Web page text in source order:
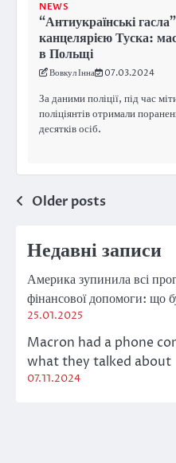
NEWS
“Антиукраїнські
канцелярією Туска:
в Польщі
Вовкул Інна 07.03.2024
За даними поліції, під час
поліціянтів отримали
десятків осіб.
Posts
Older posts
Недавні записи
Америка зупинила всі
фінансової допомоги: що
25.01.2025
Macron had a phone
what they talked about
07.11.2024